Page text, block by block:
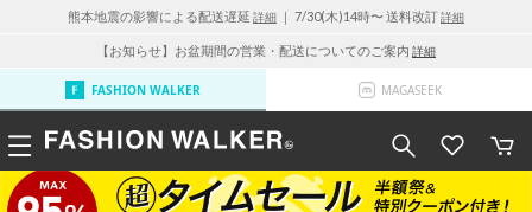
熊本地震の影響による配送遅延 詳細 ｜ 7/30(木)14時〜 送料改訂詳細
【お知らせ】お盆期間の営業・配送についてのご案内 詳細
FASHION WALKER MAGASEEK